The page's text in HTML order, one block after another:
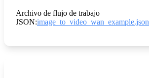
Archivo de flujo de trabajo
JSON:image_to_video_wan_example.json